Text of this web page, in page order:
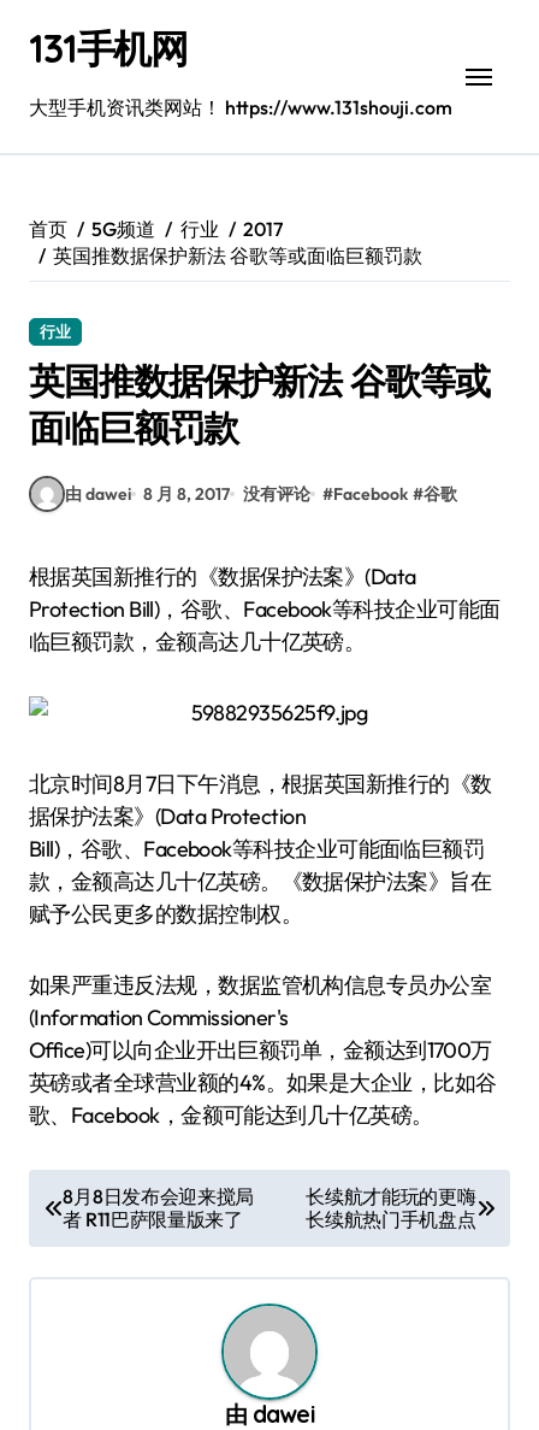
131手机网
大型手机资讯类网站！ https://www.131shouji.com
首页 5G频道 行业
2017
英国推数据保护新法 谷歌等或面临巨额罚款
行业
英国推数据保护新法 谷歌等或
面临巨额罚款
由 dawei 8 月 8, 2017 没有评论 #Facebook #谷歌
根据英国新推行的《数据保护法案》(Data
Protection Bill)，谷歌、Facebook等科技企业可能面
临巨额罚款，金额高达几十亿英磅。
北京时间8月7日下午消息，根据英国新推行的《数
据保护法案》(Data Protection
Bill)，谷歌、Facebook等科技企业可能面临巨额罚
款，金额高达几十亿英磅。《数据保护法案》旨在
赋予公民更多的数据控制权。
如果严重违反法规，数据监管机构信息专员办公室
(Information Commissioner's
Office)可以向企业开出巨额罚单，金额达到1700万
英磅或者全球营业额的4%。如果是大企业，比如谷
歌、Facebook，金额可能达到几十亿英磅。
章
导
8月8日发布会迎来搅局
者 R11巴萨限量版来了
长续航才能玩的更嗨
长续航热门手机盘点
由 dawei